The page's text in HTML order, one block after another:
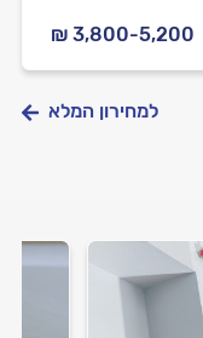
₪ 3,800-5,200
למחירון המלא